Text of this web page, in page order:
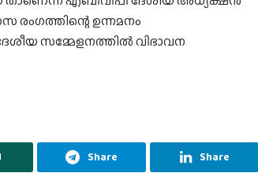
രംഗത്തിന്റെ ഉന്നമനം
സമ്മേളനത്തില്‍ വിഭാവന
Share Share